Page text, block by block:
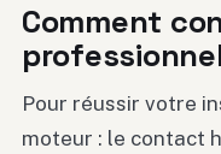
Comment
Pour réussir votre
moteur : le contact